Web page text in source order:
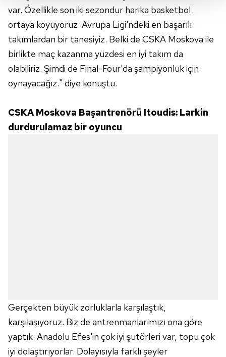
Her halükârda, kullanıcılar, bu çerezlere izin vermedikleri
gösterilmeyecektir."
Sizlere daha iyi bir hizmet sunabilmek için İnternet
Sitemizde kendimize ve üçüncü kişilere ait çerezler
kullanılmaktadır. Bu çerezler vasıtasıyla çeşitli kişisel
verileriniz işlenmekte olup gerekli olan çerezler bilgi
kullanılmaktadır. Diğer çerezler, sitemizin daha işlevsel
kılınması ve kişiselleştirilmesi ve sizlere yönelik
var. Özellikle son iki sezondur harika basketbol
ortaya koyuyoruz. Avrupa Ligi'ndeki en başarılı
takımlardan bir tanesiyiz. Belki de CSKA Moskova ile
birlikte maç kazanma yüzdesi en iyi takım da
olabiliriz. Şimdi de Final-Four'da şampiyonluk için
oynayacağız." diye konuştu.
CSKA Moskova Başantrenörü Itoudis: Larkin
durdurulamaz bir oyuncu
Gerçekten büyük zorluklarla karşılaştık,
karşılaşıyoruz. Biz de antrenmanlarımızı ona göre
yaptık. Anadolu Efes'in çok iyi şutörleri var, topu çok
iyi dolaştırıyorlar. Dolayısıyla farklı şeyler